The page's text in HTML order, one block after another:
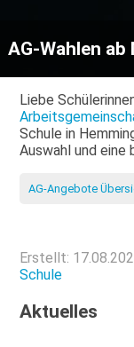
AG-Wahlen ab
Liebe
Schule in
Auswahl und eine
AG-Angebote
Erstellt:
Schule
Aktuelles